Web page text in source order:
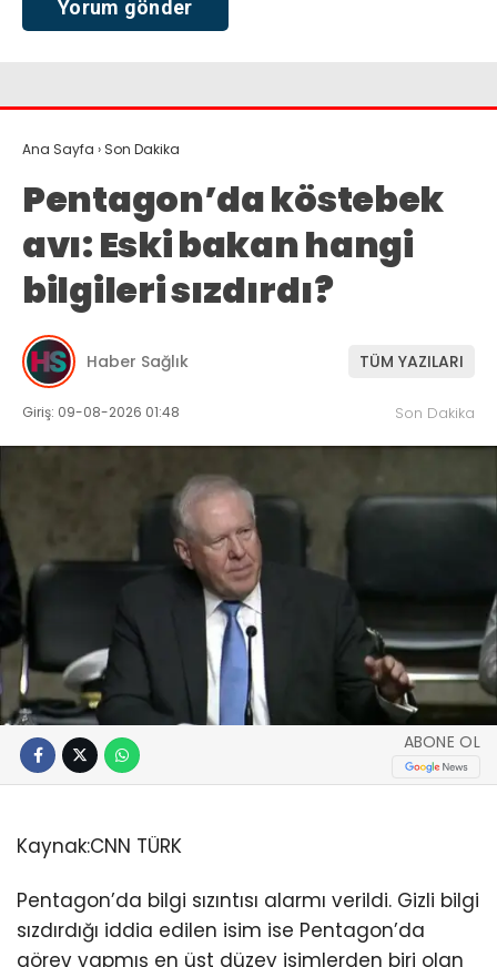
Ana Sayfa › Son Dakika
Pentagon’da köstebek
avı: Eski bakan hangi
bilgileri sızdırdı?
Haber Sağlık TÜM YAZILARI
Giriş: 09-08-2026 01:48 Son Dakika
ABONE OL
Kaynak:CNN TÜRK
Pentagon’da bilgi sızıntısı alarmı verildi. Gizli bilgi
sızdırdığı iddia edilen isim ise Pentagon’da
görev yapmış en üst düzey isimlerden biri olan